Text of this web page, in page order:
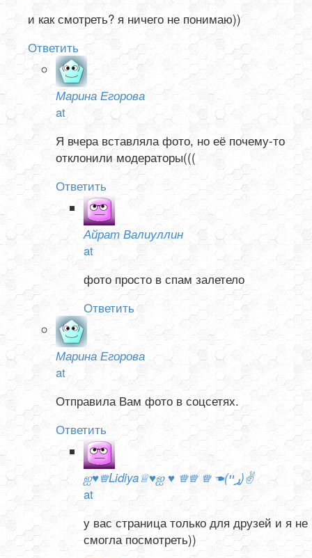
и как смотреть? я ничего не понимаю))
Ответить
Марина Егорова
at
Я вчера вставляла фото, но её почему-то
отклонили модераторы(((
Ответить
Айрат Валиуллин
at
фото просто в спам залетело
Ответить
Марина Егорова
at
Отправила Вам фото в соцсетях.
Ответить
ஐ♥♕Lidiya♕♥ஐ ♥ ♕♕ ♕ ☚(ړײ)✌
at
у вас страница только для друзей и я не
смогла посмотреть))